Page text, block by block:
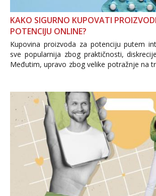
KAKO SIGURNO KUPOVATI
POTENCIJU ONLINE?
Kupovina proizvoda za potenciju putem
sve popularnija zbog praktičnosti,
Međutim, upravo zbog velike potražnje na
i brojni krivotvoreni proizvodi,